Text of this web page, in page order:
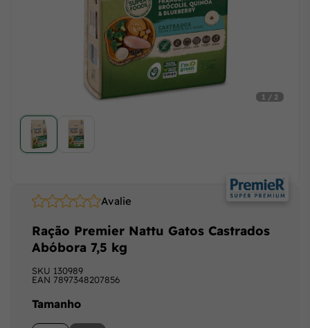
1 / 2
Avalie
SKU 130989
EAN 7897348207856
Ração Premier Nattu Gatos Castrados
Abóbora 7,5 kg
Tamanho